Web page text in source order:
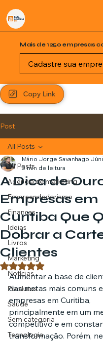
Mais de 1250 empresas
Cadastre sua
Copy Link
Post
All Posts
Agência de marketing
Empreendedorismo
Finanças
Ideias
Livros
Marketing
Notícias
Pordutos
Saúde
Sem categoria
Tecnologia
All Posts
A Dica de
Empresas em
Curitiba Que
Dobrar a
Clientes
Mário Jorge Savanhago
3 min de leitura
Avaliado com NaN de 5
Aumentar a base de
das metas mais comuns
empresas em Curitiba,
principalmente em um
competitivo e em
transformação. Porém,